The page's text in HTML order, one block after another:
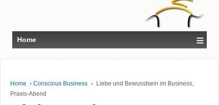
Home ≡
Home › Conscious Business ›
Liebe und Bewusstsein im Business,
Praxis-Abend